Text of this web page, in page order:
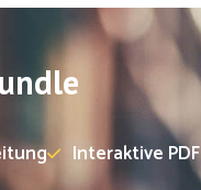
Interaktive PDF